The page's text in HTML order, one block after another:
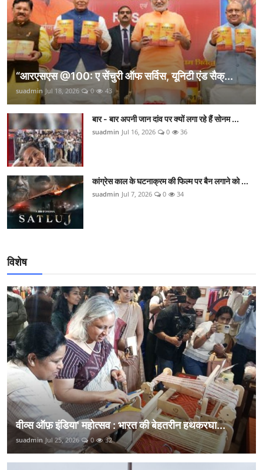
“आरएसएस @100: ए सेंचुरी ऑफ सर्विस, यूनिटी एंड सैक्...
suadmin Jul 18, 2026 0 43
बार - बार अपनी जान दांव पर क्यों लगा रहे हैं सोनम ...
suadmin Jul 16, 2026 0 36
कांग्रेस काल के घटनाक्रम की फिल्म पर बैन लगाने को ...
suadmin Jul 7, 2026 0 34
विशेष
वीव्स ऑफ़ इंडिया' महोत्सव : भारत की बेहतरीन हथकरघा...
suadmin Jul 25, 2026 0 32